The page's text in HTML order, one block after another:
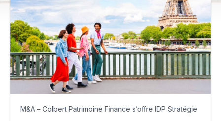
M&A – Colbert Patrimoine Finance s’offre IDP Stratégie